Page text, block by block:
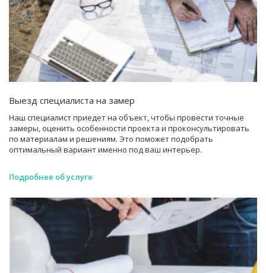
Выезд специалиста на замер
Наш специалист приедет на объект, чтобы провести точные
замеры, оценить особенности проекта и проконсультировать
по материалам и решениям. Это поможет подобрать
оптимальный вариант именно под ваш интерьер.
Подробнее об услуге